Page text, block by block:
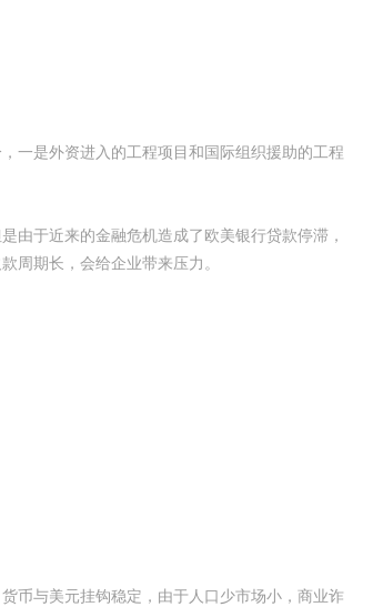
一是外资进入的工程项目和国际组织援助的工程
由于近来的金融危机造成了欧美银行贷款停滞，
周期长，会给企业带来压力。
币与美元挂钩稳定，由于人口少市场小，商业诈